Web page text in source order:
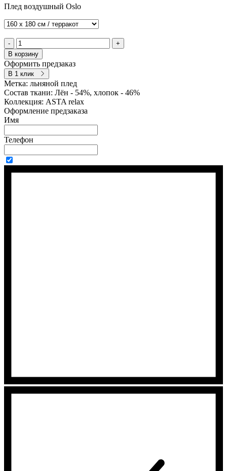
Плед воздушный Oslo
-
+
В корзину
Оформить предзаказ
В 1 клик
Метка: льняной плед
Состав ткани: Лён - 54%, хлопок - 46%
Коллекция: ASTA relax
Оформление предзаказа
Имя
Телефон